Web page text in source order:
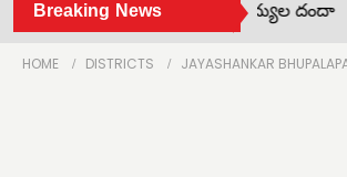
Breaking News
గెలుపే లక్ష్యం •నకిలీ వైద్యుల దందా •
HOME DISTRICTS JAYASHANKAR